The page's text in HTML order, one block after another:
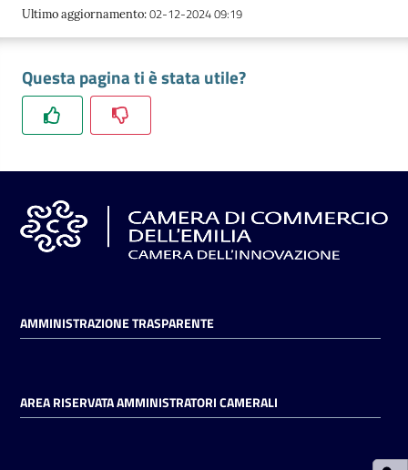
Consumatore
L'impresa
digitale
Prenotazioni
Pagamenti
on line
Accedi
Ultimo aggiornamento:02-12-2024 09:19
Questa pagina ti è stata utile?
AMMINISTRAZIONE TRASPARENTE
AREA RISERVATA AMMINISTRATORI CAMERALI